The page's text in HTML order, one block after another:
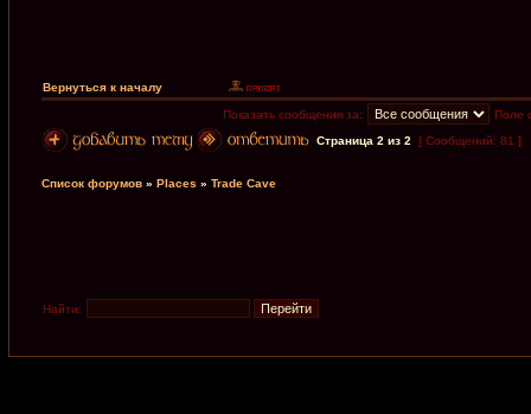
Вернуться к началу
Показать сообщения за:
Поле
Страница 2 из 2 [ Сообщений: 81 ]
Список форумов » Places » Trade Cave
Найти: